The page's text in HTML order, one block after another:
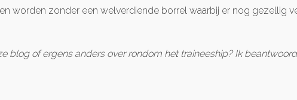
worden zonder een welverdiende borrel waarbij er nog gezellig
blog of ergens anders over rondom het traineeship? Ik